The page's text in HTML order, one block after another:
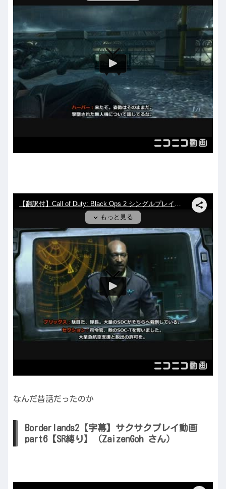
なんだ昔話だったのか
Borderlands2【字幕】サクサクプレイ動画
part6【SR縛り】（ZaizenGoh さん）